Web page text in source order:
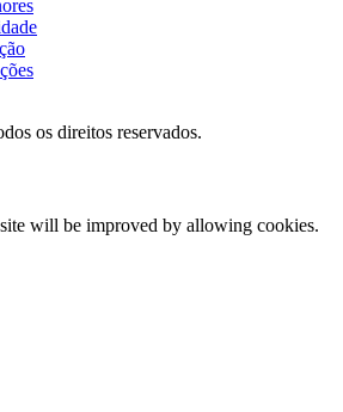
os direitos reservados.
will be improved by allowing cookies.